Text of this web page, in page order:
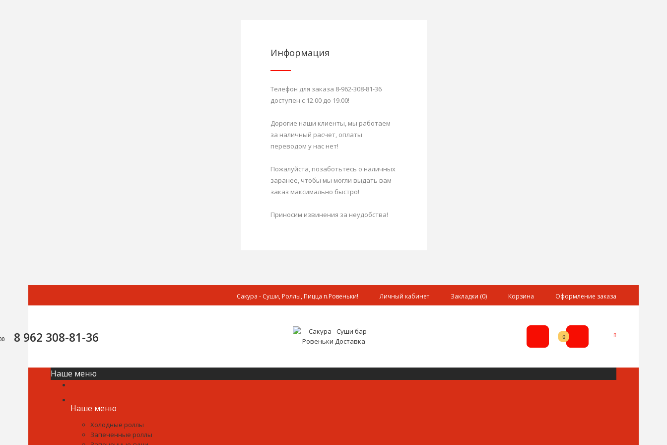
Информация
Телефон для заказа 8-962-308-81-36
доступен с 12.00 до 19.00!
Дорогие наши клиенты, мы работаем
за наличный расчет, оплаты
переводом у нас нет!
Пожалуйста, позаботьтесь о наличных
заранее, чтобы мы могли выдать вам
заказ максимально быстро!
Приносим извинения за неудобства!
Сакура - Суши, Роллы, Пицца п.Ровеньки! Личный кабинет Закладки (0) Корзина Оформление заказа
8 962 308-81-36 0
Наше меню
Наше меню
Холодные роллы
Запеченные роллы